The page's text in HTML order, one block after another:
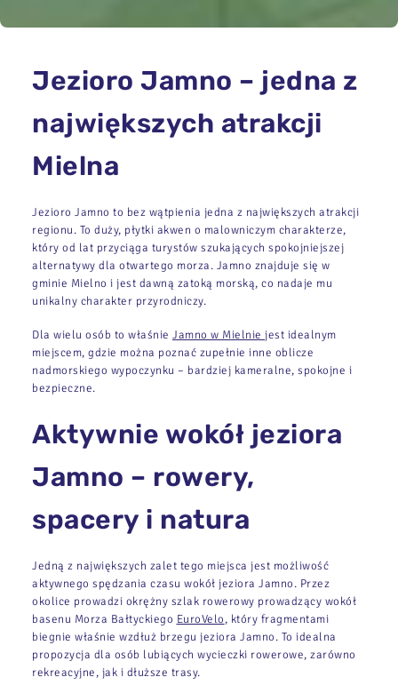
Jezioro Jamno – jedna z
największych atrakcji
Mielna
Jezioro Jamno to bez wątpienia jedna z największych atrakcji
regionu. To duży, płytki akwen o malowniczym charakterze,
który od lat przyciąga turystów szukających spokojniejszej
alternatywy dla otwartego morza. Jamno znajduje się w
gminie Mielno i jest dawną zatoką morską, co nadaje mu
unikalny charakter przyrodniczy.
Dla wielu osób to właśnie Jamno w Mielnie jest idealnym
miejscem, gdzie można poznać zupełnie inne oblicze
nadmorskiego wypoczynku – bardziej kameralne, spokojne i
bezpieczne.
Aktywnie wokół jeziora
Jamno – rowery,
spacery i natura
Jedną z największych zalet tego miejsca jest możliwość
aktywnego spędzania czasu wokół jeziora Jamno. Przez
okolice prowadzi okrężny szlak rowerowy prowadzący wokół
basenu Morza Bałtyckiego EuroVelo, który fragmentami
biegnie właśnie wzdłuż brzegu jeziora Jamno. To idealna
propozycja dla osób lubiących wycieczki rowerowe, zarówno
rekreacyjne, jak i dłuższe trasy.